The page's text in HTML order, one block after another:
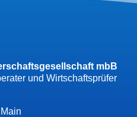
mbB
und Wirtschaftsprüfer